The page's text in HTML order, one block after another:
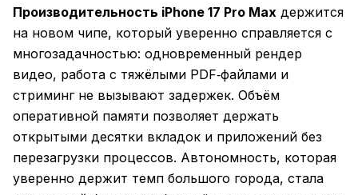
Производительность iPhone 17 Pro Max держится
на новом чипе, который уверенно справляется с
многозадачностью: одновременный рендер
видео, работа с тяжёлыми PDF‑файлами и
стриминг не вызывают задержек. Объём
оперативной памяти позволяет держать
открытыми десятки вкладок и приложений без
перезагрузки процессов. Автономность, которая
уверенно держит темп большого города, стала